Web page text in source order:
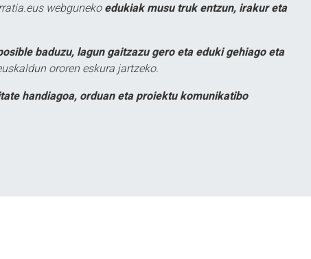
webguneko edukiak musu truk entzun, irakur eta
baduzu, lagun gaitzazu gero eta eduki gehiago eta
ororen eskura jartzeko.
handiagoa, orduan eta proiektu komunikatibo